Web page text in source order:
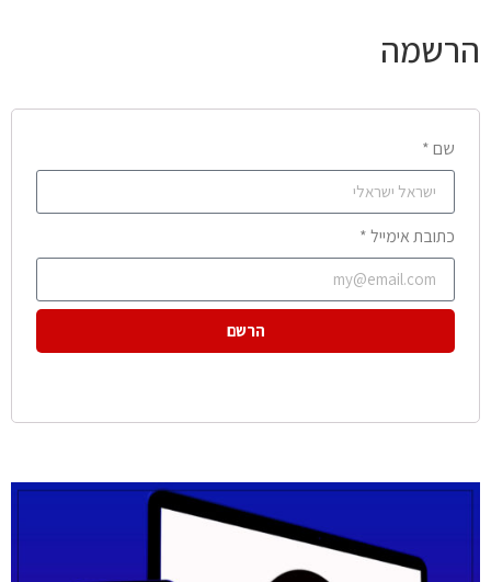
הרשמה
שם *
כתובת אימייל *
הרשם